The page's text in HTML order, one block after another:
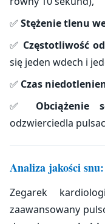
✅ Stężenie tlenu
✅ Częstotliwość
się jeden wdech i
✅ Czas
✅ Obciążenie
odzwierciedla
Analiza jakości
Zegarek
zaawansowany